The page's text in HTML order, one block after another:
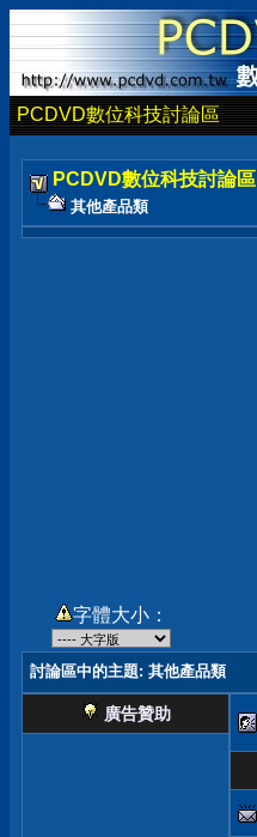
PCDVD數位科技討論區
PCDVD數位科技討論區
其他產品類
字體大小：
討論區中的主題: 其他產品類
廣告贊助